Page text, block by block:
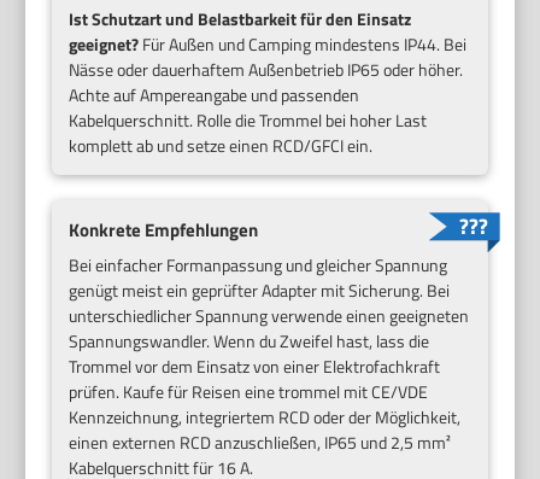
Ist Schutzart und Belastbarkeit für den Einsatz
geeignet?Für Außen und Camping mindestens IP44. Bei
Nässe oder dauerhaftem Außenbetrieb IP65 oder höher.
Achte auf Ampereangabe und passenden
Kabelquerschnitt. Rolle die Trommel bei hoher Last
komplett ab und setze einen RCD/GFCI ein.
Konkrete Empfehlungen
Bei einfacher Formanpassung und gleicher Spannung
genügt meist ein geprüfter Adapter mit Sicherung. Bei
unterschiedlicher Spannung verwende einen geeigneten
Spannungswandler. Wenn du Zweifel hast, lass die
Trommel vor dem Einsatz von einer Elektrofachkraft
prüfen. Kaufe für Reisen eine trommel mit CE/VDE
Kennzeichnung, integriertem RCD oder der Möglichkeit,
einen externen RCD anzuschließen, IP65 und 2,5 mm²
Kabelquerschnitt für 16 A.